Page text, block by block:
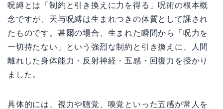
呪縛とは「制約と引き換えに力を得る」呪術の根本概
念ですが、天与呪縛は生まれつきの体質として課され
たものです。甚爾の場合、生まれた瞬間から「呪力を
一切持たない」という強烈な制約と引き換えに、人間
離れした身体能力・反射神経・五感・回復力を授かり
ました。
具体的には、視力や聴覚、嗅覚といった五感が常人を